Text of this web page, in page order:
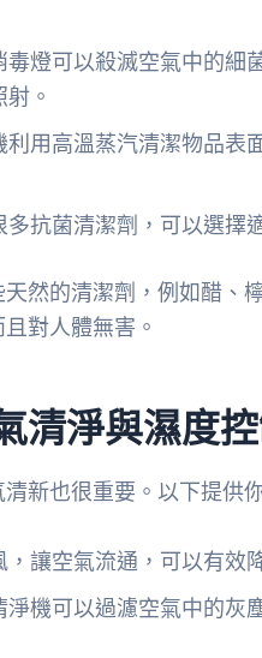
毒燈可以殺滅空氣中的細
。
利用高溫蒸汽清潔物品表
多抗菌清潔劑，可以選擇
然的清潔劑，例如醋、
對人體無害。
清淨與濕度控
新也很重要。以下提供
讓空氣流通，可以有效
淨機可以過濾空氣中的灰